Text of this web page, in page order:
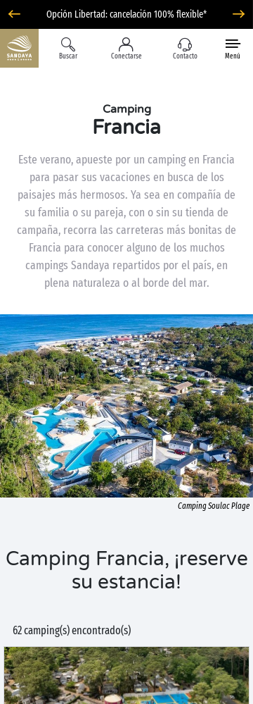
Opción Libertad: cancelación 100% flexible*
Buscar Conectarse Contacto Menú
Camping
Francia
Este verano, apueste por un camping en Francia
para pasar sus vacaciones en busca de los
paisajes más hermosos. Ya sea en compañía de
su familia o su pareja, con o sin su tienda de
campaña, recorra las carreteras más bonitas de
Francia para conocer alguno de los muchos
campings Sandaya repartidos por el país, en
plena naturaleza o al borde del mar.
Camping Soulac Plage
Camping Francia, ¡reserve
su estancia!
62 camping(s) encontrado(s)